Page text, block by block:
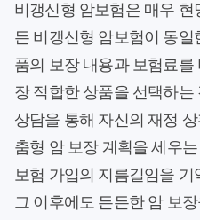
비갱신형 암보험은 매우
든 비갱신형 암보험이 동
품의 보장 내용과 보험료
장 적합한 상품을 선택하
상담을 통해 자신의 재정
춤형 암 보장 계획을 세우
보험 가입의 지름길임을
그 이후에도 든든한 암 보